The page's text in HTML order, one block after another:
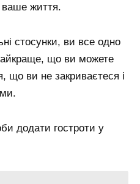
ваше життя.
стосунки, ви все одно
що ви можете
що ви не закриваєтеся і
додати гостроти у